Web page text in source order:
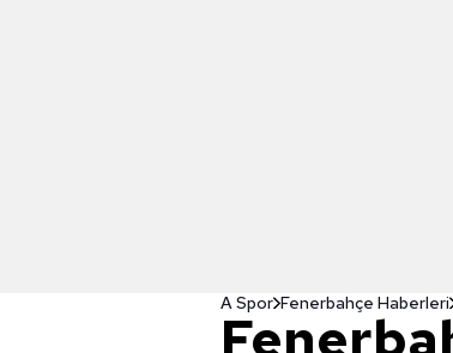
A Spor Fenerbahçe Haberleri